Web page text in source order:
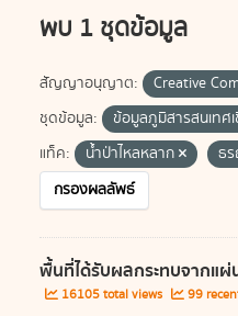
พบ 1 ชุดข้อมูล
สัญญาอนุญาต: Creative
ชุดข้อมูล:
ข้อมูลภูมิสารสนเทศ
แท็ค:
น้ำป่าไหลหลาก
ธ
กรองผลลัพธ์
พื้นที่ได้รับผลกระทบจากแ
16105 total views 99